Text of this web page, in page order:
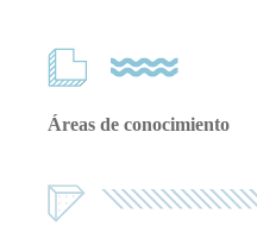
Áreas de conocimiento